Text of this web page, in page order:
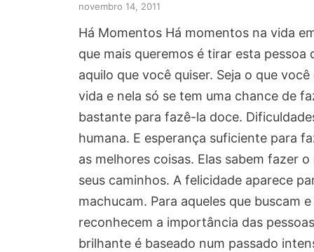
novembro 14, 2011
Há Momentos Há momentos na vida
que mais queremos é tirar esta
aquilo que você quiser. Seja o que
vida e nela só se tem uma chance de
bastante para fazê-la doce.
humana. E esperança suficiente para
as melhores coisas. Elas sabem fazer
seus caminhos. A felicidade aparece
machucam. Para aqueles que buscam
reconhecem a importância das
brilhante é baseado num passado